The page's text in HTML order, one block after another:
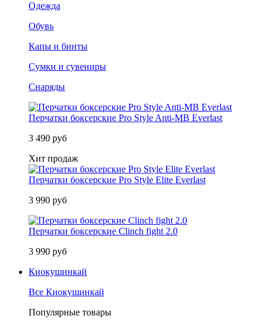
Одежда
Обувь
Капы и бинты
Сумки и сувениры
Снаряды
Перчатки боксерские Pro Style Anti-MB Everlast
3 490 руб
Хит продаж
Перчатки боксерские Pro Style Elite Everlast
3 990 руб
Перчатки боксерские Clinch fight 2.0
3 990 руб
Киокушинкай
Все Киокушинкай
Популярные товары